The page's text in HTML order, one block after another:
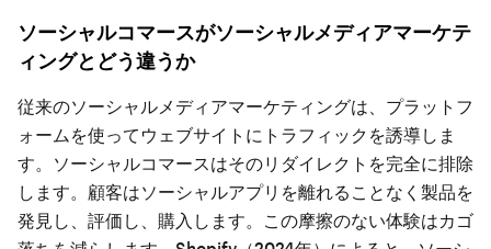
ソーシャルコマースがソーシャルメディアマーケテ
ィングとどう違うか
従来のソーシャルメディアマーケティングは、プラットフ
ォームを使ってウェブサイトにトラフィックを誘導しま
す。ソーシャルコマースはそのリダイレクトを完全に排除
します。顧客はソーシャルアプリを離れることなく製品を
発見し、評価し、購入します。この摩擦のない体験はカゴ